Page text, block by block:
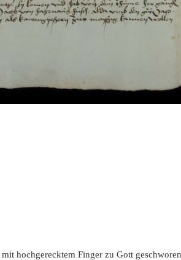
hochgerecktem Finger zu Gott